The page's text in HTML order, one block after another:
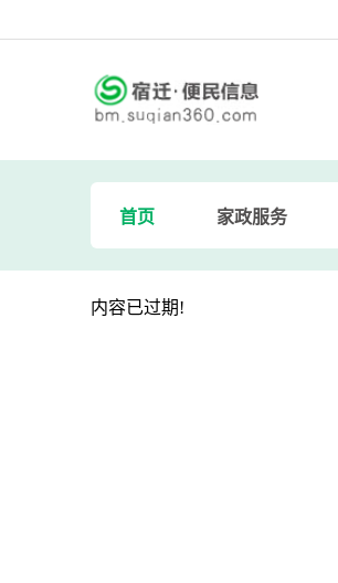
首页 家政服务
内容已过期!